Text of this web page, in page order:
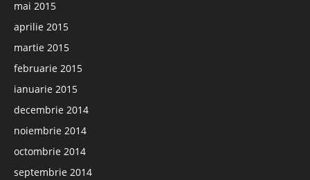
mai 2015
aprilie 2015
martie 2015
februarie 2015
ianuarie 2015
decembrie 2014
noiembrie 2014
octombrie 2014
septembrie 2014